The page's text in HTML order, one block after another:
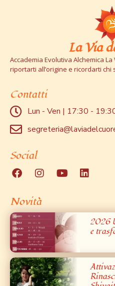
La Via
Accademia Evolutiva Alchemica
riportarti all’origine e ricordarti chi
Contatti
Lun - Ven | 17:30 -
Social
Novità
2026
e